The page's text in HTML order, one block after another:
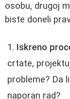
osobu, drugoj
biste doneli
Iskreno
crtate,
probleme? Da
naporan rad?